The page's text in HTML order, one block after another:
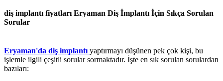
diş implantı fiyatları Eryaman Diş İmplantı İçin Sıkça Sorulan
Sorular
Eryaman'da diş implantı yaptırmayı düşünen pek çok kişi, bu
işlemle ilgili çeşitli sorular sormaktadır. İşte en sık sorulan sorulardan
bazıları: